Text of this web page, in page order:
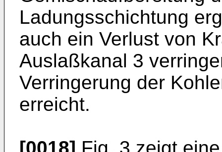
Ladungsschichtung
auch ein Verlust von
Auslaßkanal 3
Verringerung der
erreicht.